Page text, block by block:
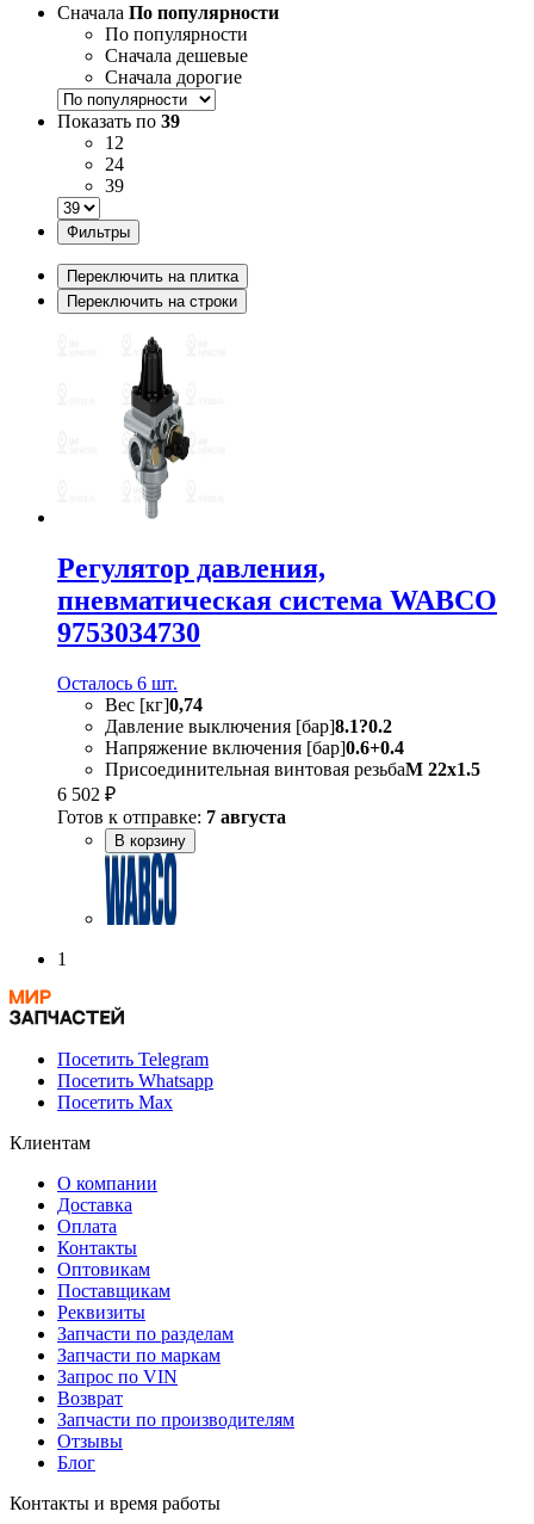
Сначала По популярности
По популярности
Сначала дешевые
Сначала дорогие
Показать по 39
12
24
39
Фильтры
Переключить на плитка
Переключить на строки
Регулятор давления,
пневматическая система WABCO
9753034730
Осталось 6 шт.
Вес [кг]0,74
Давление выключения [бар]8.1?0.2
Напряжение включения [бар]0.6+0.4
Присоединительная винтовая резьбаM 22x1.5
6 502 ₽
Готов к отправке: 7 августа
В корзину
1
Посетить Telegram
Посетить Whatsapp
Посетить Max
Клиентам
О компании
Доставка
Оплата
Контакты
Оптовикам
Поставщикам
Реквизиты
Запчасти по разделам
Запчасти по маркам
Запрос по VIN
Возврат
Запчасти по производителям
Отзывы
Блог
Контакты и время работы